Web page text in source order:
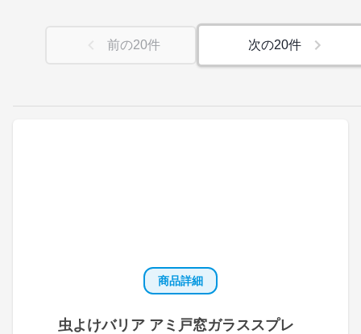
商品詳細
虫よけバリア アミ戸窓ガラススプレ
前の20件 次の20件